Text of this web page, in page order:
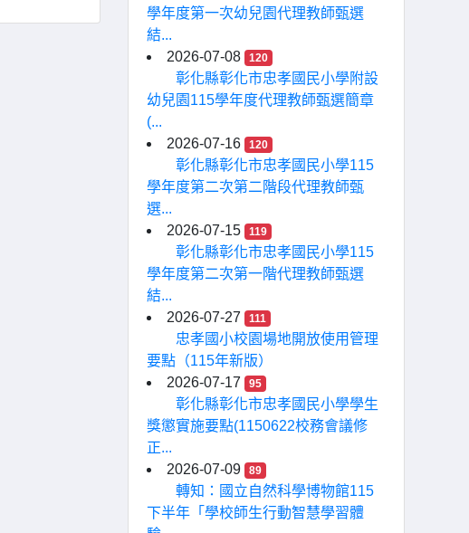
學年度第一次幼兒園代理教師甄選
結...
2026-07-08
120
彰化縣彰化市忠孝國民小學附設
幼兒園115學年度代理教師甄選簡章
(...
2026-07-16
120
彰化縣彰化市忠孝國民小學115
學年度第二次第二階段代理教師甄
選...
2026-07-15
119
彰化縣彰化市忠孝國民小學115
學年度第二次第一階代理教師甄選
結...
2026-07-27
111
忠孝國小校園場地開放使用管理
要點（115年新版）
2026-07-17
95
彰化縣彰化市忠孝國民小學學生
獎懲實施要點(1150622校務會議修
正...
2026-07-09
89
轉知：國立自然科學博物館115
下半年「學校師生行動智慧學習體